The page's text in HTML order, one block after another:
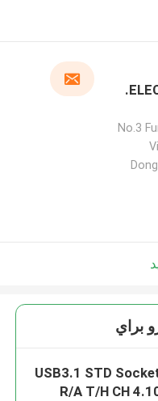
ELECTRONICS CO.,LTD.
No.3
براي
USB3.1 STD
R/A T/H CH